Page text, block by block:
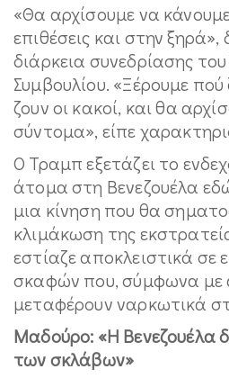
«Θα αρχίσουμε να
επιθέσεις και στην
διάρκεια συνεδρίασης
Συμβουλίου. «Ξέρουμε
ζουν οι κακοί, και θα
σύντομα», είπε
Ο Τραμπ εξετάζει το
άτομα στη Βενεζουέλα
μια κίνηση που θα
κλιμάκωση της
εστίαζε αποκλειστικά σε
σκαφών που, σύμφωνα με
μεταφέρουν ναρκωτικά
Μαδούρο: «Η Βενεζουέλα
των σκλάβων»